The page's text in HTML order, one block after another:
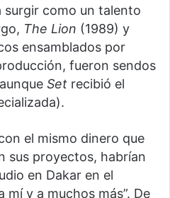
como un talento
The Lion (1989) y
ensamblados por
fueron sendos
Set recibió el
el mismo dinero que
sus proyectos, habrían
en Dakar en el
mí y a muchos más”. De